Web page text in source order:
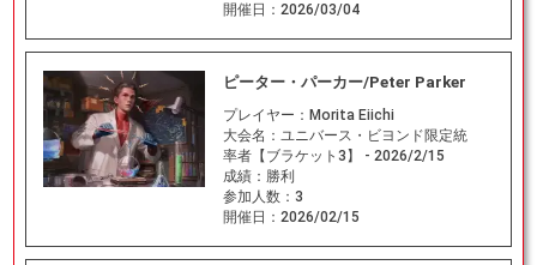
開催日： 2026/03/04
ピーター・パーカー/Peter Parker
プレイヤー： Morita Eiichi
大会名： ユニバース・ビヨンド限定統
率者【ブラケット3】 - 2026/2/15
成績： 勝利
参加人数： 3
開催日： 2026/02/15